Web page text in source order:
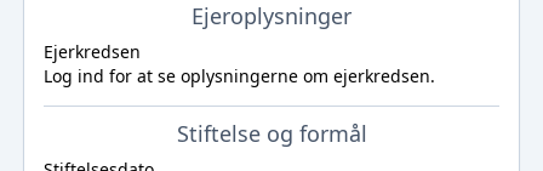
Ejeroplysninger
Ejerkredsen
Log ind for at se oplysningerne om ejerkredsen.
Stiftelse og formål